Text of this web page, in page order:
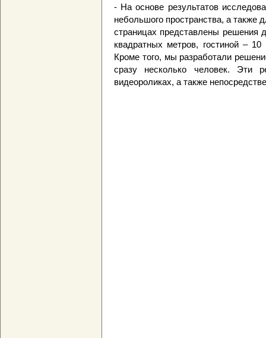
- На основе результатов
небольшого пространства, а также
страницах представлены решения
квадратных метров, гостиной –
Кроме того, мы разработали
сразу несколько человек. Эти
видеороликах, а также